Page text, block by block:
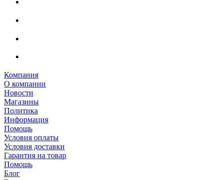
Компания
О компании
Новости
Магазины
Политика
Информация
Помощь
Условия оплаты
Условия доставки
Гарантия на товар
Помощь
Блог